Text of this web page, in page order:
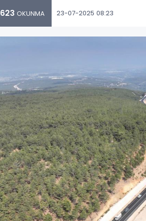
623 OKUNMA 23-07-2025 08:23